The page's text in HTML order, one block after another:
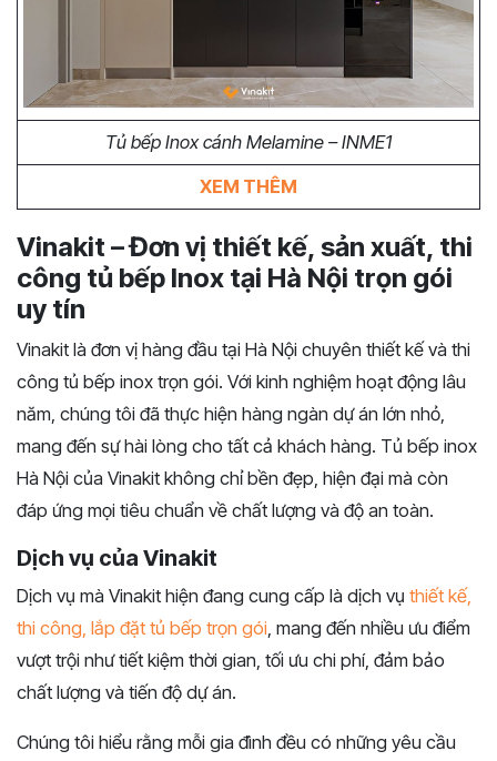
Tủ bếp Inox cánh Melamine – INME1
XEM THÊM
Vinakit – Đơn vị thiết kế, sản xuất, thi
công tủ bếp Inox tại Hà Nội trọn gói
uy tín
Vinakit là đơn vị hàng đầu tại Hà Nội chuyên thiết kế và thi
công tủ bếp inox trọn gói. Với kinh nghiệm hoạt động lâu
năm, chúng tôi đã thực hiện hàng ngàn dự án lớn nhỏ,
mang đến sự hài lòng cho tất cả khách hàng. Tủ bếp inox
Hà Nội của Vinakit không chỉ bền đẹp, hiện đại mà còn
đáp ứng mọi tiêu chuẩn về chất lượng và độ an toàn.
Dịch vụ của Vinakit
Dịch vụ mà Vinakit hiện đang cung cấp là dịch vụ thiết kế,
thi công, lắp đặt tủ bếp trọn gói , mang đến nhiều ưu điểm
vượt trội như tiết kiệm thời gian, tối ưu chi phí, đảm bảo
chất lượng và tiến độ dự án.
Chúng tôi hiểu rằng mỗi gia đình đều có những yêu cầu